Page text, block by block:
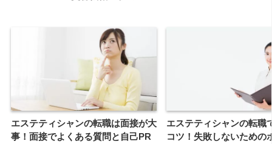
エステティシャンの転職は面接が大
事！面接でよくある質問と自己PR
エステティシャンの転職
コツ！失敗しないための